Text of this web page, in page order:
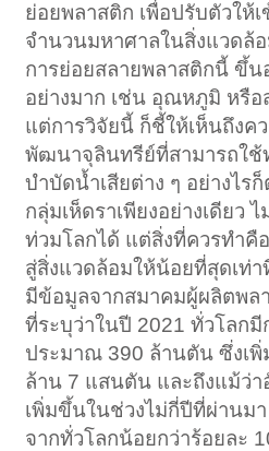
ย่อยพลาสติก เพื่อปรับตัวให้
จำนวนมหาศาลในสิ่งแวดล้
การย่อยสลายพลาสติกนี้ ขึ้
อย่างมาก เช่น อุณหภูมิ หรือ
แต่การวิจัยนี้ ก็ชี้ให้เห็นถึงค
พัฒนาจุลินทรีย์ที่สามารถใช้
บำบัดน้ำเสียต่าง ๆ อย่างไร
กลุ่มเห็ดราเพียงอย่างเดียว
ท่วมโลกได้ แต่สิ่งที่ควรทำคื
สู่สิ่งแวดล้อมให้น้อยที่สุดเท่า
มีข้อมูลจากสมาคมผู้ผลิตพล
ที่ระบุว่าในปี 2021 ทั่วโลก
ประมาณ 390 ล้านตัน ซึ่งเ
ล้าน 7 แสนตัน และถึงแม้ว่า
เพิ่มขึ้นในช่วงไม่กี่ปีที่ผ่านม
จากทั่วโลกน้อยกว่าร้อยละ